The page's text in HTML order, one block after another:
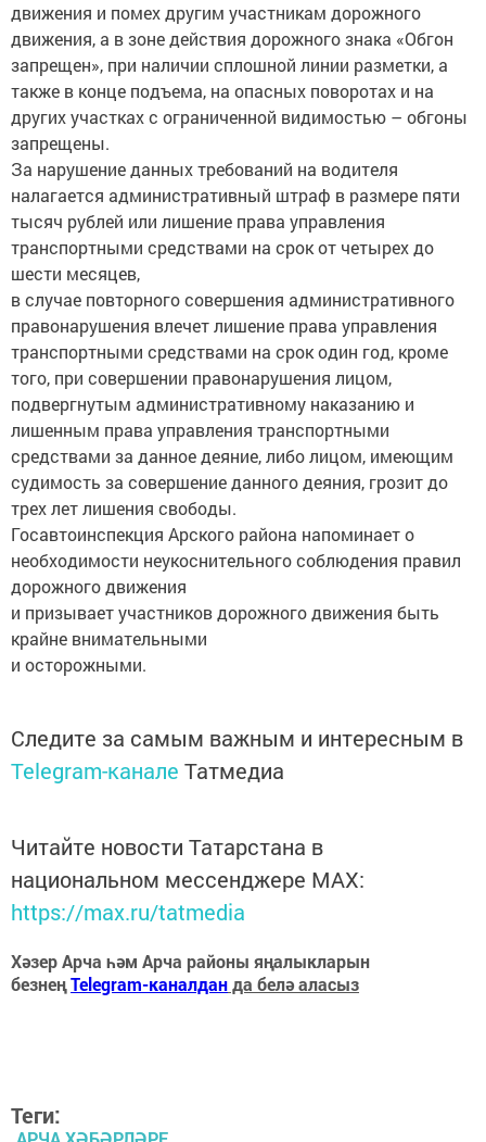
движения и помех другим участникам дорожного
движения, а в зоне действия дорожного знака «Обгон
запрещен», при наличии сплошной линии разметки, а
также в конце подъема, на опасных поворотах и на
других участках с ограниченной видимостью – обгоны
запрещены.
За нарушение данных требований на водителя
налагается административный штраф в размере пяти
тысяч рублей или лишение права управления
транспортными средствами на срок от четырех до
шести месяцев,
в случае повторного совершения административного
правонарушения влечет лишение права управления
транспортными средствами на срок один год, кроме
того, при совершении правонарушения лицом,
подвергнутым административному наказанию и
лишенным права управления транспортными
средствами за данное деяние, либо лицом, имеющим
судимость за совершение данного деяния, грозит до
трех лет лишения свободы.
Госавтоинспекция Арского района напоминает о
необходимости неукоснительного соблюдения правил
дорожного движения
и призывает участников дорожного движения быть
крайне внимательными
и осторожными.
Следите за самым важным и интересным в
Telegram-канале Татмедиа
Читайте новости Татарстана в
национальном мессенджере MАХ:
https://max.ru/tatmedia
Хәзер Арча һәм Арча районы яңалыкларын
безнеңTelegram-каналданда белә аласыз
Теги: